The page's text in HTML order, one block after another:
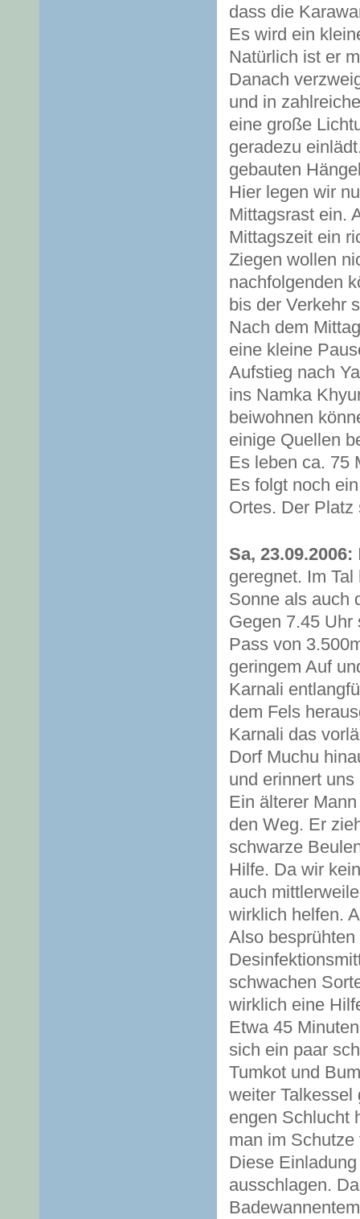
dass die
Es wird ein
Natürlich ist er
Danach
und in
eine große
geradezu
gebauten
Hier legen wir
Mittagsrast ein.
Mittagszeit ein
Ziegen wollen
nachfolgenden
bis der Verkehr
Nach dem
eine kleine
Aufstieg nach
ins Namka
beiwohnen
einige Quellen
Es leben ca. 75
Es folgt noch
Ortes. Der
Sa, 23.09.2006:
geregnet. Im
Sonne als auch
Gegen 7.45 Uhr
Pass von
geringem Auf
Karnali
dem Fels
Karnali das
Dorf Muchu
und erinnert
Ein älterer
den Weg. Er
schwarze
Hilfe. Da wir
auch
wirklich helfen.
Also
schwachen
wirklich eine
Etwa 45
sich ein paar
Tumkot und
weiter Talkessel
engen Schlucht
man im
Diese
ausschlagen.